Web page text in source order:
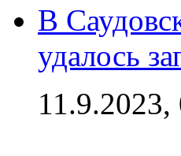
В
удалось
11.9.2023,